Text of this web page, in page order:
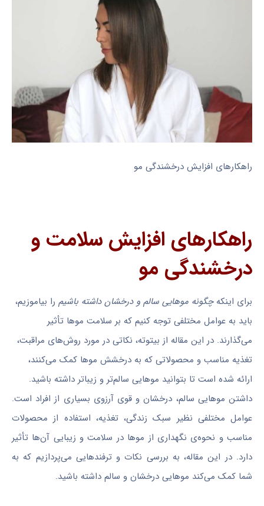
راهکارهای افزایش درخشندگی مو
راهکارهای افزایش سلامت و
درخشندگی مو
برای اینکهچگونه موهایی سالم و درخشان داشته باشیم را بیاموزیم،
باید به عوامل مختلفی توجه کنیم که بر سلامت موها تأثیر
می‌گذارند. در این مقاله از بیتوته، نکاتی در مورد روش‌های مراقبت،
تغذیه مناسب و محصولاتی که به درخشش موها کمک می‌کنند،
ارائه شده است تا بتوانید موهایی سالم‌تر و زیباتر داشته باشید.
داشتن موهایی سالم، درخشان و قوی آرزوی بسیاری از افراد است.
عوامل مختلفی نظیر سبک زندگی، تغذیه، استفاده از محصولات
مناسب و نحوه‌ی نگهداری از موها در سلامت و زیبایی آن‌ها تأثیر
دارد. در این مقاله، به بررسی نکات و ترفندهایی می‌پردازیم که به
شما کمک می‌کند موهایی درخشان و سالم داشته باشید.